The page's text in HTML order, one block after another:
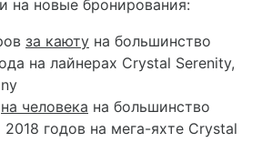
на новые бронирования:
за каюту на большинство
на лайнерах Crystal Serenity,
на человека на большинство
2018 годов на мега-яхте Crystal